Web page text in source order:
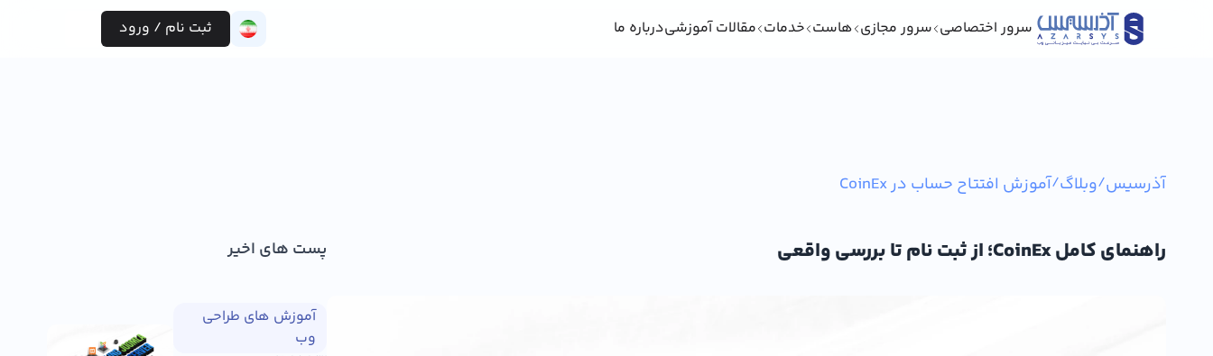
سرور اختصاصی سرور مجازی هاست خدمات مقالات آموزشیدرباره ما ثبت نام / ورود
آذرسیس/وبلاگ/آموزش افتتاح حساب در CoinEx
راهنمای کامل CoinEx؛ از ثبت‌ نام تا بررسی واقعی پست های اخیر
آموزش های طراحی
وب